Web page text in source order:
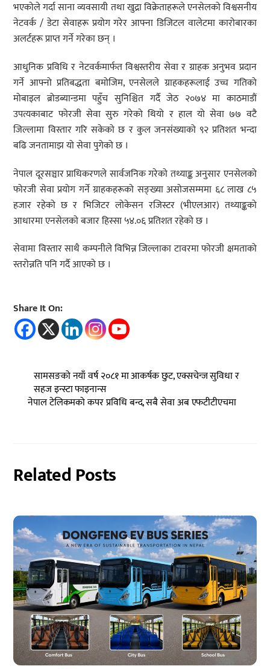
भएकोले गर्दा साना व्यवसायी तथा खुद्रा विक्रेताहरूले एनसेलको विश्वसनीय
नेटवर्क / डेटा सेवाहरू प्रयोग गरेर आफ्ना डिजिटल वालेटमा कारोबारका
अलर्टहरू प्राप्त गर्ने गरेका छन् ।
आधुनिक प्रविधि र नेटवर्कमार्फत विश्वस्तरीय सेवा र ग्राहक अनुभव प्रदान
गर्ने आफ्नो प्रतिबद्धता बमोजिम, एनसेलले ग्राहकहरूलाई उच्च गतिको
मोबाइल ब्रोडब्यान्डमा पहुँच सुनिश्चित गर्दै जेठ २०७४ मा काठमाडौं
उपत्यकाबाट फोरजी सेवा सुरु गरेको थियो र हाल यो सेवा ७७ वटै
जिल्लामा विस्तार गरि सकेको छ र कुल जनसंख्याको ९२ प्रतिशत भन्दा
बढि जनतामाझ यो सेवा पुगेको छ ।
नेपाल दूरसञ्चार प्राधिकरणले सार्वजनिक गरेको तथ्याङ्क अनुसार एनसेलको
फोरजी सेवा प्रयोग गर्ने ग्राहकहरूको सङ्ख्या असोजसम्ममा ६८ लाख ८५
हजार रहेको छ र भिजिटर लोकेसन रजिस्टर (भीएलआर) तथ्याङ्कको
आधारमा एनसेलको बजार हिस्सा ५४.०६ प्रतिशत रहेको छ ।
सेवामा विस्तार साथै कम्पनीले विभिन्न जिल्लाका टावरमा फोरजी क्षमताको
स्तरोन्नति पनि गर्दै आएको छ ।
Share It On:
सामसङको नयाँ वर्ष २०८१ मा आकर्षक छुट, एक्सचेन्ज सुविधा र
सहज इन्स्टा फाइनान्स
नेपाल टेलिकमको कपर प्रविधि बन्द, सबै सेवा अब एफटीटीएचमा
Related Posts